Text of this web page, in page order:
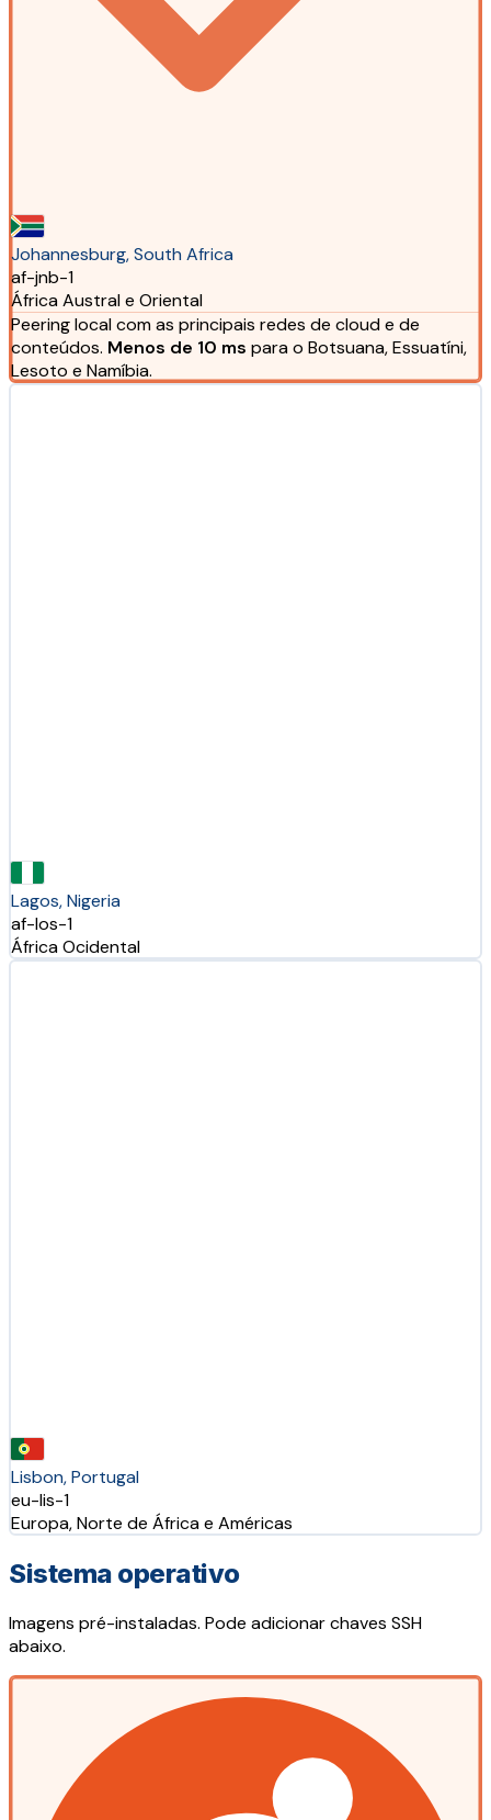
Johannesburg, South Africa
af-jnb-1
África Austral e Oriental
Peering local com as principais redes de cloud e de
conteúdos. Menos de 10 ms para o Botsuana, Essuatíni,
Lesoto e Namíbia.
Lagos, Nigeria
af-los-1
África Ocidental
Lisbon, Portugal
eu-lis-1
Europa, Norte de África e Américas
Sistema operativo
Imagens pré-instaladas. Pode adicionar chaves SSH
abaixo.